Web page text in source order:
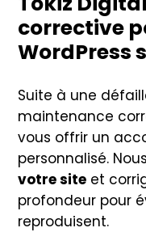
corrective
WordPress
Suite à une
maintenance
vous offrir un
personnalisé. Nous
votre site et
profondeur pour
reproduisent.